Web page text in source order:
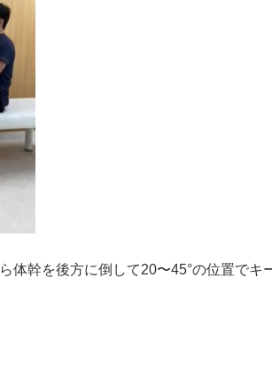
幹を後方に倒して20〜45°の位置でキ